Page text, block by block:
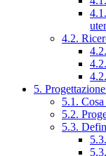
4.2.
5.
5.1.
5.2.
5.3.